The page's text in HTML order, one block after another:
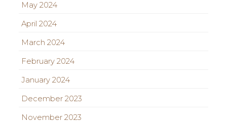
May 2024
April 2024
March 2024
February 2024
January 2024
December 2023
November 2023